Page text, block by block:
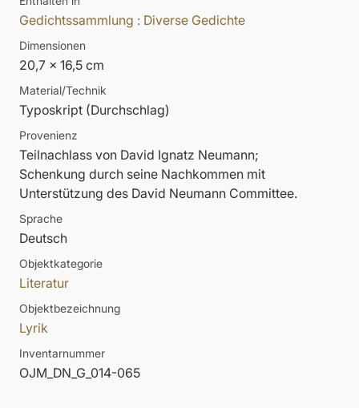
Gedichtssammlung : Diverse Gedichte
Dimensionen
20,7 x 16,5 cm
Material/Technik
Typoskript (Durchschlag)
Provenienz
Teilnachlass von David Ignatz Neumann;
Schenkung durch seine Nachkommen mit
Unterstützung des David Neumann Committee.
Sprache
Deutsch
Objektkategorie
Literatur
Objektbezeichnung
Lyrik
Inventarnummer
OJM_DN_G_014-065